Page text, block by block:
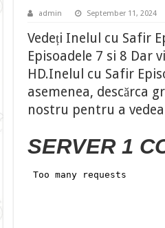
admin September 11, 2024
Vedeți Inelul cu Safir
Episoadele 7 si 8
HD.Inelul cu Safir
asemenea, descărca
nostru pentru a
SERVER 1